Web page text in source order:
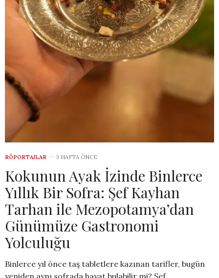
RÖPORTAJLAR 3 HAFTA ÖNCE
Kokunun Ayak İzinde Binlerce
Yıllık Bir Sofra: Şef Kayhan
Tarhan ile Mezopotamya’dan
Günümüze Gastronomi
Yolculuğu
Binlerce yıl önce taş tabletlere kazınan tarifler, bugün
yeniden aynı sofrada hayat bulabilir mi? Şef…